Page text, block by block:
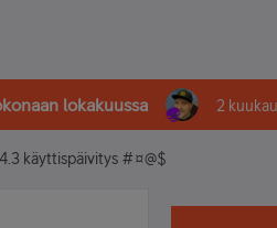
lokakuussa 2
käyttispäivitys #¤@$